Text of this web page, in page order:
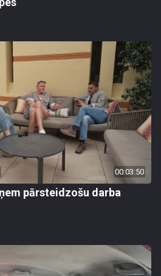
00:03:50
pārsteidzošu darba